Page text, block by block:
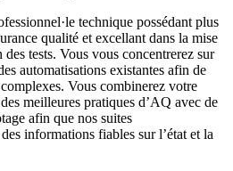
technique possédant plus
qualité et excellant dans la mise
tests. Vous vous concentrerez sur
automatisations existantes afin de
Vous combinerez votre
meilleures pratiques d’AQ avec de
afin que nos suites
informations fiables sur l’état et la